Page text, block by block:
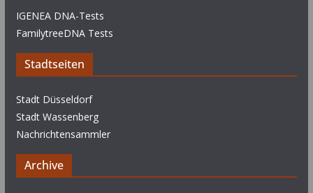
IGENEA DNA-Tests
FamilytreeDNA Tests
Stadtseiten
Stadt Düsseldorf
Stadt Wassenberg
Nachrichtensammler
Archive